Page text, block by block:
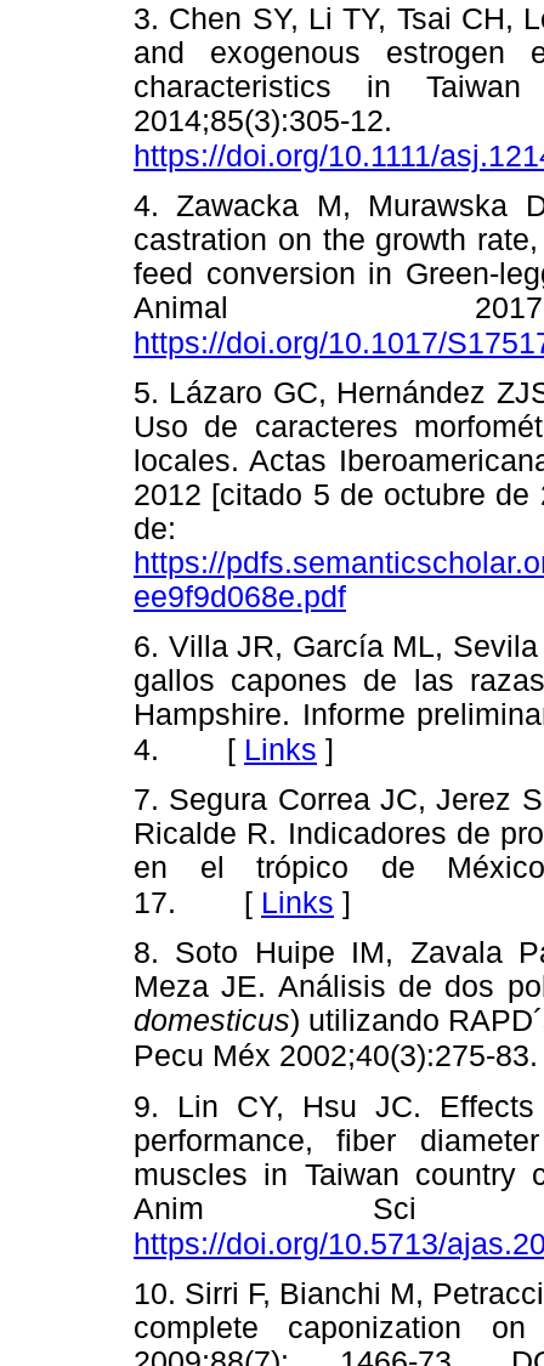
3. Chen SY, Li TY, Tsai CH,
and exogenous
characteristics in
https://doi.org/10.1111/
4. Zawacka M, Murawska
castration on the growth
feed conversion in Green-
Animal
https://doi.org/10.1017/
5. Lázaro GC, Hernández
Uso de caracteres
locales. Actas
2012 [citado 5 de octubre
de:
https://
ee9f9d068e.pdf
6. Villa JR, García ML,
gallos capones de las
Hampshire. Informe
4. [ Links ]
7. Segura Correa JC, Jerez
Ricalde R. Indicadores de
en el trópico de México.
17. [ Links ]
8. Soto Huipe IM, Zavala
Meza JE. Análisis de dos
domesticus) utilizando
Pecu Méx 2002;40(3):275-83.
9. Lin CY, Hsu JC.
performance, fiber
muscles in Taiwan country
Anim Sci
https://doi.org/10.5713/
10. Sirri F, Bianchi M,
complete caponization